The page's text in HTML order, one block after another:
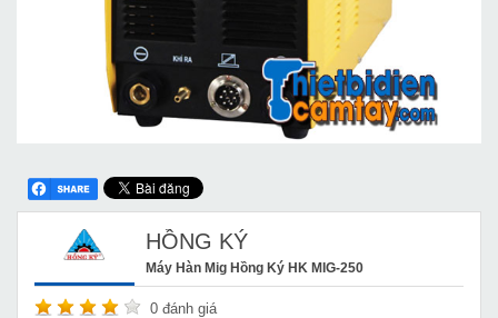
HỒNG KÝ
Máy Hàn Mig Hồng Ký HK MIG-250
0 đánh giá